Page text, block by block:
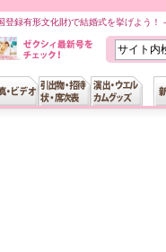
登録有形文化財)で結婚式を挙げよう！